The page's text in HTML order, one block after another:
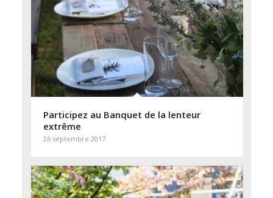
Participez au Banquet de la lenteur
extrême
26 septembre 2017